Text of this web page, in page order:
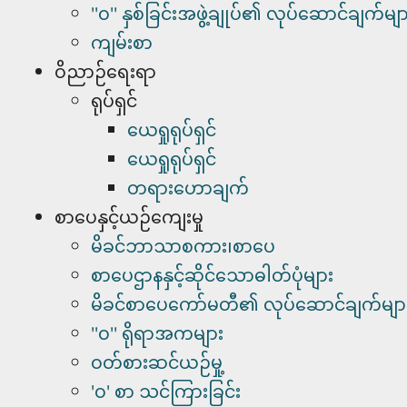
''၀'' နှစ်ခြင်းအဖွဲ့ချုပ်၏ လုပ်ဆောင်ချက်မျ
ကျမ်းစာ
ဝိညာဉ်ရေးရာ
ရုပ်ရှင်
ယေရှုရုပ်ရှင်
ယေရှုရုပ်ရှင်
တရားဟောချက်
စာပေနှင့်ယဉ်ကျေးမှု
မိခင်ဘာသာစကား၊စာပေ
စာပေဌာနနှင့်ဆိုင်သောဓါတ်ပုံများ
မိခင်စာပေကော်မတီ၏ လုပ်ဆောင်ချက်မျာ
''၀'' ရိုရာအကများ
ဝတ်စားဆင်ယဉ်မှု့
'ဝ' စာ သင်ကြားခြင်း